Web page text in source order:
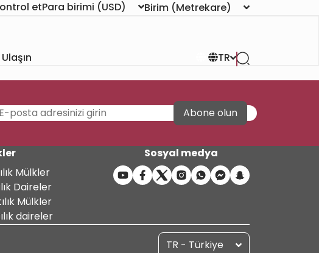
etPara birimi (USD) Birim (Metrekare)
TR
Abone olun
Mülkler
Daireler
Mülkler
daireler
Sosyal medya
TR - Türkiye